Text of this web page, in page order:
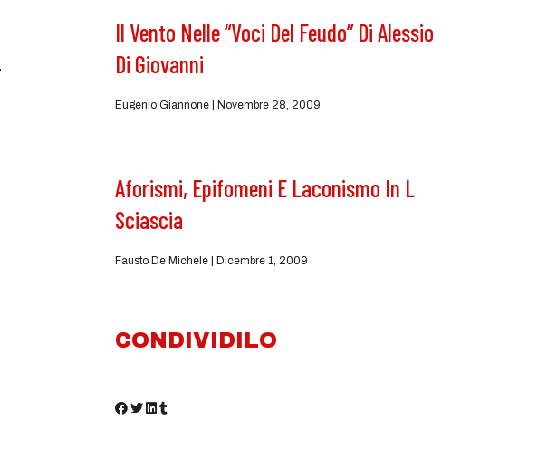
Il Vento Nelle “Voci Del Feudo” Di Alessio
Di Giovanni
Eugenio Giannone Novembre 28, 2009
Aforismi, Epifomeni E Laconismo In L
Sciascia
Fausto De Michele Dicembre 1, 2009
CONDIVIDILO